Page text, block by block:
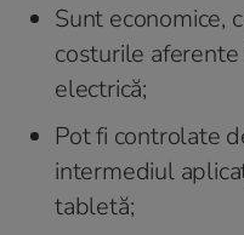
Sunt economice,
costurile
electrică;
Pot fi controlate
intermediul
tabletă;